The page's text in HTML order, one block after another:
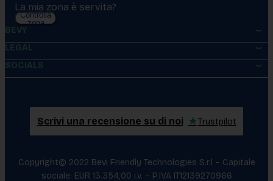
La mia zona è servita?
Controlla
zona
BEVY
LEGAL
SOCIALS
Scrivi una recensione su di noi ★Trustpilot
Copyright© 2022 Bevi Friendly Technologies S.r.l – Capitale
sociale: EUR 13.354,00 i.v. – P.IVA IT12139270966